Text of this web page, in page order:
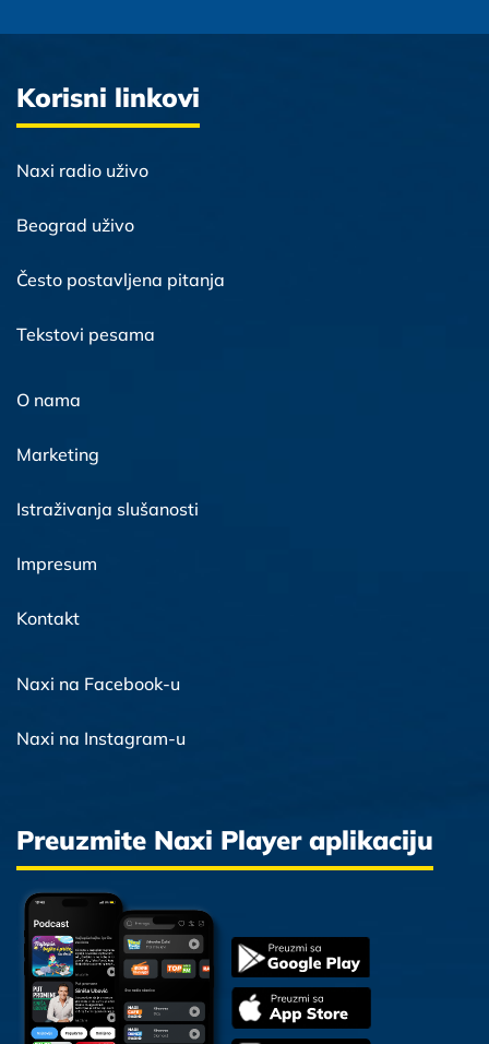
Korisni linkovi
Naxi radio uživo
Beograd uživo
Često postavljena pitanja
Tekstovi pesama
O nama
Marketing
Istraživanja slušanosti
Impresum
Kontakt
Naxi na Facebook-u
Naxi na Instagram-u
Preuzmite Naxi Player aplikaciju